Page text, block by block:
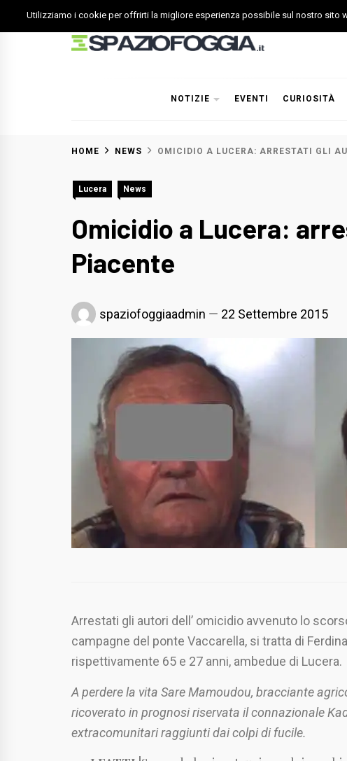
to
NOTIZIE EVENTI CURIOSITÀ
HOME NEWS OMICIDIO A LUCERA: ARRESTATI GLI
Lucera News
Omicidio a Lucera:
Piacente
spaziofoggiaadmin 22 Settembre 2015
Arrestati gli autori dell’ omicidio avvenuto lo
campagne del ponte Vaccarella, si tratta di
rispettivamente 65 e 27 anni, ambedue di Lucera.
A perdere la vita Sare Mamoudou, bracciante
ricoverato in prognosi riservata il connazionale
extracomunitari raggiunti dai colpi di fucile.
Utilizziamo i cookie per offrirti la migliore esperienza possibile sul nostro sito